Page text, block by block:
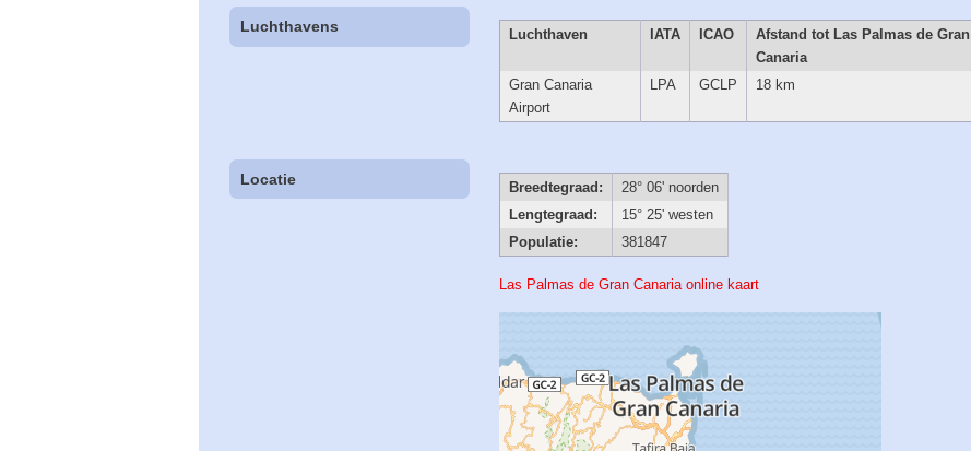
Luchthavens Luchthaven IATA ICAO
Afstand tot Las Palmas de Gran
Canaria
Gran Canaria
Airport
LPA GCLP 18 km
Locatie Breedtegraad:
28° 06' noorden
Lengtegraad:
15° 25' westen
Populatie:
381847
Las Palmas de Gran Canaria online kaart